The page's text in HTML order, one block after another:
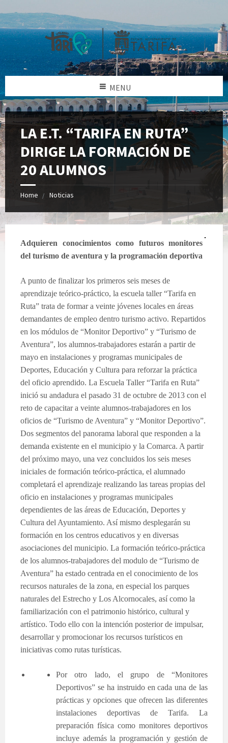
MENU
LA E.T. “TARIFA EN RUTA”
DIRIGE LA FORMACIÓN DE
20 ALUMNOS
Home Noticias
Adquieren conocimientos como futuros monitores
del turismo de aventura y la programación deportiva
A punto de finalizar los primeros seis meses de
aprendizaje teórico-práctico, la escuela taller “Tarifa en
Ruta” trata de formar a veinte jóvenes locales en áreas
demandantes de empleo dentro turismo activo. Repartidos
en los módulos de “Monitor Deportivo” y “Turismo de
Aventura”, los alumnos-trabajadores estarán a partir de
mayo en instalaciones y programas municipales de
Deportes, Educación y Cultura para reforzar la práctica
del oficio aprendido. La Escuela Taller“Tarifa en Ruta”
inició su andadura el pasado 31 de octubre de 2013 con el
reto de capacitar a veinte alumnos-trabajadores en los
oficios de “Turismo de Aventura” y “Monitor Deportivo”.
Dos segmentos del panorama laboral que responden a la
demanda existente en el municipio y la Comarca. A partir
del próximo mayo, una vez concluidos los seis meses
iniciales de formación teórico-práctica, el alumnado
completará el aprendizaje realizando las tareas propias del
oficio en instalaciones y programas municipales
dependientes de las áreas de Educación, Deportes y
Cultura del Ayuntamiento. Así mismo desplegarán su
formación en los centros educativos y en diversas
asociaciones del municipio. La formación teórico-práctica
de los alumnos-trabajadores del modulo de “Turismo de
Aventura” ha estado centrada en el conocimiento de los
recursos naturales de la zona, en especial los parques
naturales del Estrecho y Los Alcornocales, así como la
familiarización con el patrimonio histórico, cultural y
artístico. Todo ello con la intención posterior de impulsar,
desarrollar y promocionar los recursos turísticos en
iniciativas como rutas turísticas.
Por otro lado, el grupo de “Monitores
Deportivos” se ha instruido en cada una de las
prácticas y opciones que ofrecen las diferentes
instalaciones deportivas de Tarifa. La
preparación física como monitores deportivos
incluye además la programación y gestión de